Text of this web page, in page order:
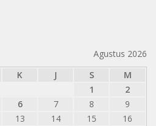
Agustus 2026
K J S
M
1
2
6 7 8
9
13 14 15
16